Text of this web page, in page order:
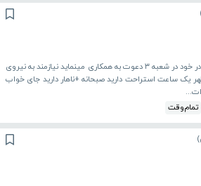
میوه سرای ناظمی جهت تکمیل کادر خود در شعبه ۳ دعوت به همکاری مینماید نیازمند به نیروی
کاری:۸صبح تا ۱۰شب ظهر یک ساعت استراحت دارید صبحانه +ناهار دارید جای خواب
تمام‌وقت
)